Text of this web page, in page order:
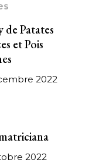
Patates
et Pois
2022
2022